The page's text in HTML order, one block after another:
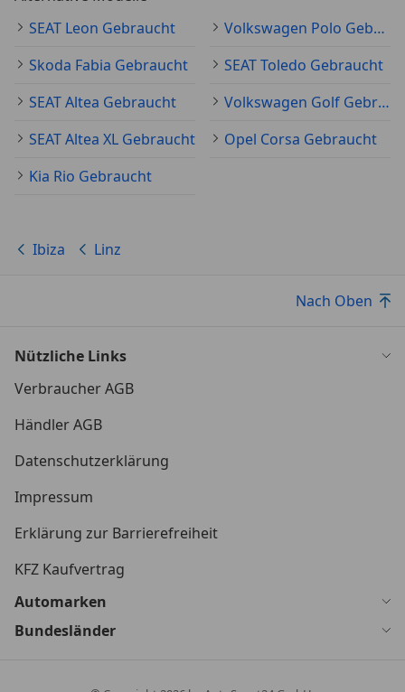
SEAT Leon Gebraucht
Volkswagen Polo Gebraucht
Skoda Fabia Gebraucht
SEAT Toledo Gebraucht
SEAT Altea Gebraucht
Volkswagen Golf Gebraucht
SEAT Altea XL Gebraucht
Opel Corsa Gebraucht
Kia Rio Gebraucht
Ibiza Linz
Nach Oben
Nützliche Links
Verbraucher AGB
Händler AGB
Datenschutzerklärung
Impressum
Erklärung zur Barrierefreiheit
KFZ Kaufvertrag
Automarken
Bundesländer